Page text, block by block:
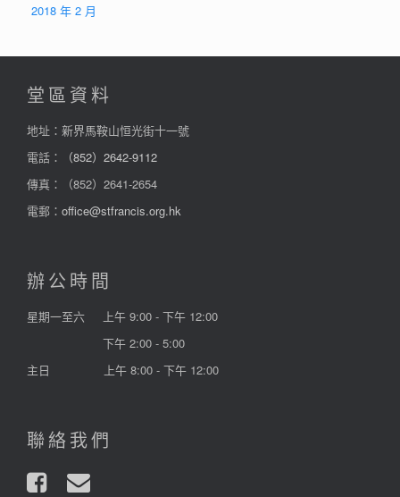
2018 年 2 月
堂區資料
地址：新界馬鞍山恒光街十一號
電話：
（852）2642-9112
傳真：（852）2641-2654
電郵： office@stfrancis.org.hk
辦公時間
星期一至六
上午 9:00 - 下午 12:00
下午 2:00 - 5:00
主日
上午 8:00 - 下午 12:00
聯絡我們